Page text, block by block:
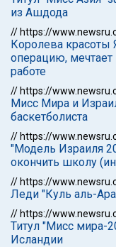
из Ашдода
// https://
Королева красоты
операцию,
работе
// https://
Мисс Мира и
баскетболиста
// https://
"Модель Израиля
окончить школу
// https://
Леди "Куль аль-
// https://
Титул "Мисс мира-
Исландии